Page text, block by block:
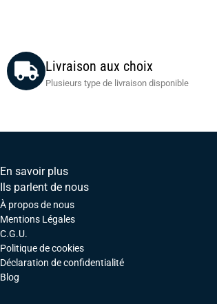
Livraison aux choix
Plusieurs type de livraison disponible
En savoir plus
Ils parlent de nous
À propos de nous
Mentions Légales
C.G.U.
Politique de cookies
Déclaration de confidentialité
Blog